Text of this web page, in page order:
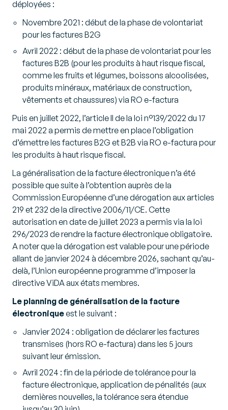
déployées :
Novembre 2021 : début de la phase de volontariat
pour les factures B2G
Avril 2022 : début de la phase de volontariat pour les
factures B2B (pour les produits à haut risque fiscal,
comme les fruits et légumes, boissons alcoolisées,
produits minéraux, matériaux de construction,
vêtements et chaussures) via RO e-factura
Puis en juillet 2022, l’article II de la loi n°139/2022 du 17
mai 2022 a permis de mettre en place l’obligation
d’émettre les factures B2G et B2B via RO e-factura pour
les produits à haut risque fiscal.
La généralisation de la facture électronique n’a été
possible que suite à l’obtention auprès de la
Commission Européenne d’une dérogation aux articles
219 et 232 de la directive 2006/11/CE. Cette
autorisation en date de juillet 2023 a permis via la loi
296/2023 de rendre la facture électronique obligatoire.
A noter que la dérogation est valable pour une période
allant de janvier 2024 à décembre 2026, sachant qu’au-
delà, l’Union européenne programme d’imposer la
directive ViDA aux états membres.
Le planning de généralisation de la facture
électroniqueest le suivant :
Janvier 2024 : obligation de déclarer les factures
transmises (hors RO e-factura) dans les 5 jours
suivant leur émission.
Avril 2024 : fin de la période de tolérance pour la
facture électronique, application de pénalités (aux
dernières nouvelles, la tolérance sera étendue